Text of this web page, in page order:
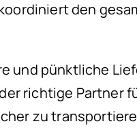
den
und pünktliche
richtige Partner
zu